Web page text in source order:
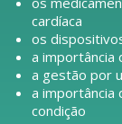
cardíaca
os
a importância
a gestão por
a importância
condição